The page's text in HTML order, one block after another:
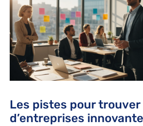
Les pistes pour trouver
d’entreprises